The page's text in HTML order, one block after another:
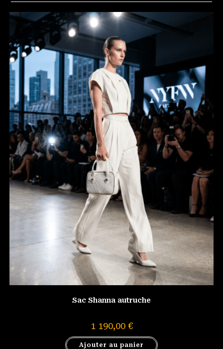
Sac Shanna autruche
1 190,00 €
Ajouter au panier